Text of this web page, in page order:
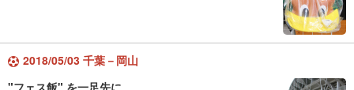
2018/05/03 千葉－岡山
"フェス飯" を一足先に